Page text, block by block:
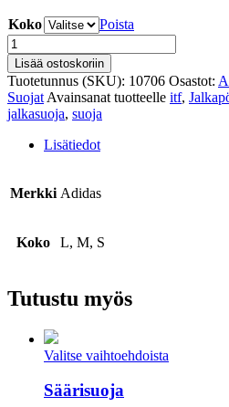
Koko
Poista
ITF
Jalkapöytäsuoja
määrä
Lisää ostoskoriin
Tuotetunnus (SKU): 10706 Osastot:
Suojat Avainsanat tuotteelle itf,
jalkasuoja, suoja
Lisätiedot
Merkki Adidas
Koko L, M, S
Tutustu myös
Valitse vaihtoehdoista
Säärisuoja